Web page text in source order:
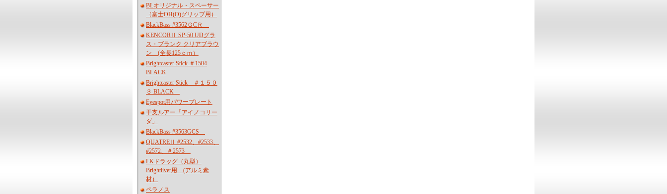
BLオリジナル・スペーサー
（富士OH(O)グリップ用）
BlackBass #3562ＧCＲ
KENCORⅡ SP-50 UDグラ
ス・ブランク クリアブラウ
ン (全長125ｃｍ）
Brightcaster Stick ＃1504
BLACK
Brightcaster Stick ＃１５０
３ BLACK
Eyespot用パワープレート
干支ルアー「アイノコリー
ダ」
BlackBass #3563GCS
QUATREⅡ #2532、#2533、
#2572、＃2573
LKドラッグ（丸型）
Brightliver用 (アルミ素
材）
ペラノス